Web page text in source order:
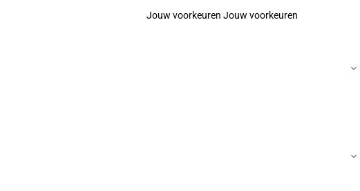
Jouw voorkeuren